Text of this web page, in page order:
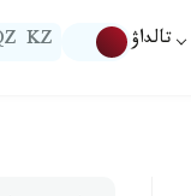
تالداۋ KZ